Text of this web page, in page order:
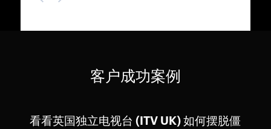
客户成功案例
看看英国独立电视台 (ITV UK) 如何摆脱僵